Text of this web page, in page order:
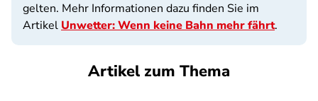
gelten. Mehr Informationen dazu finden Sie im
Artikel Unwetter: Wenn keine Bahn mehr fährt.
Artikel zum Thema